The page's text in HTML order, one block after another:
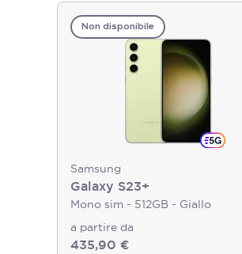
Non disponibile
Samsung
Galaxy S23+
Mono sim - 512GB - Giallo
a partire da
435,90 €